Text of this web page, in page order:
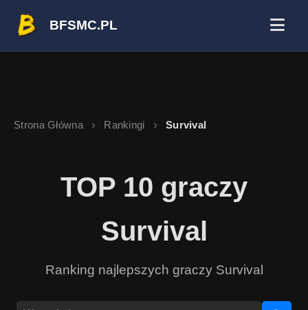
BFSMC.PL
Strona Główna Rankingi Survival
TOP 10 graczy
Survival
Ranking najlepszych graczy Survival